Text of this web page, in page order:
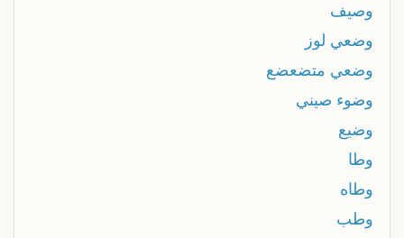
وصيف
وضعي لوز
وضعي متضعضع
وضوء صيني
وضيع
وطا
وطاه
وطب